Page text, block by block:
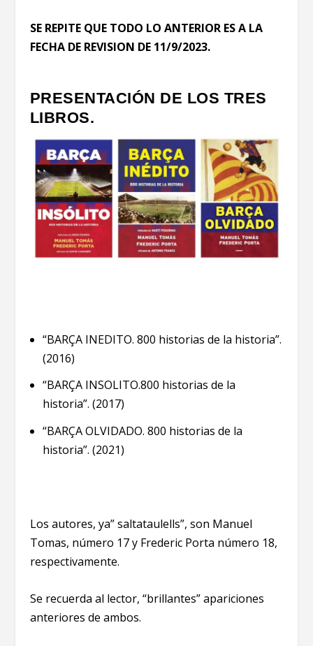
SE REPITE QUE TODO LO ANTERIOR ES A LA
FECHA DE REVISION DE 11/9/2023.
PRESENTACIÓN DE LOS TRES
LIBROS.
“BARÇA INEDITO. 800 historias de la historia”.
(2016)
“BARÇA INSOLITO.800 historias de la
historia”. (2017)
“BARÇA OLVIDADO. 800 historias de la
historia”. (2021)
Los autores, ya” saltataulells”, son Manuel
Tomas, número 17 y Frederic Porta número 18,
respectivamente.
Se recuerda al lector, “brillantes” apariciones
anteriores de ambos.